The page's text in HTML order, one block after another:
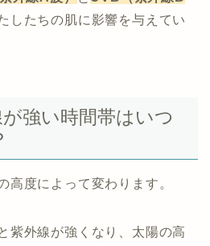
したちの肌に影響を与えてい
が強い時間帯はいつ
高度によって変わります。
紫外線が強くなり、太陽の高